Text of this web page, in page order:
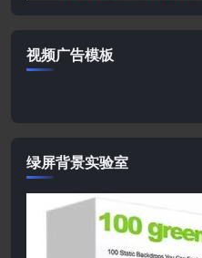
视频广告模板
绿屏背景实验室